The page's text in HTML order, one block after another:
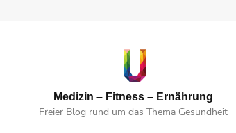
Medizin – Fitness – Ernährung
Freier Blog rund um das Thema Gesundheit